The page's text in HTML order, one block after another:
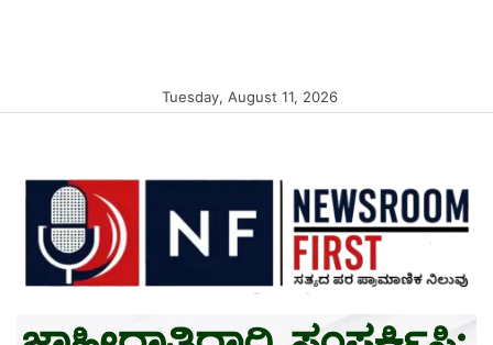
Tuesday, August 11, 2026
Newsroom First